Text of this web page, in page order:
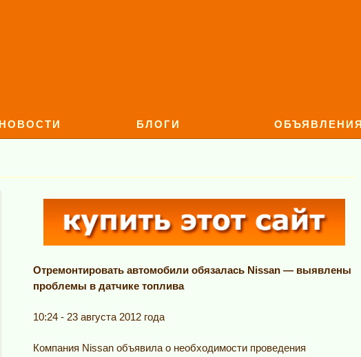
НОВОСТИ БЛОГИ ОБЪЯВЛЕНИЯ
Отремонтировать автомобили обязалась Nissan — выявлены
проблемы в датчике топлива
10:24 - 23 августа 2012 года
Компания Nissan объявила о необходимости проведения